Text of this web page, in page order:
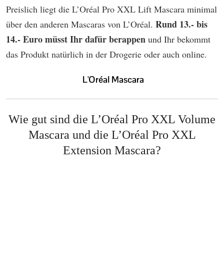
Preislich liegt die L’Oréal Pro XXL Lift Mascara minimal
über den anderen Mascaras von L’Oréal. Rund 13.- bis
14.- Euro müsst Ihr dafür berappen und Ihr bekommt
das Produkt natürlich in der Drogerie oder auch online.
Wie gut sind die L’Oréal Pro XXL Volume
Mascara und die L’Oréal Pro XXL
Extension Mascara?